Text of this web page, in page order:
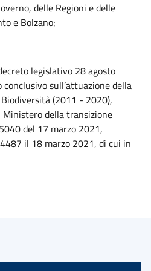
delle Regioni e delle
e Bolzano;
legislativo 28 agosto
sull’attuazione della
(2011 - 2020),
Ministero della transizione
del 17 marzo 2021,
il 18 marzo 2021, di cui in